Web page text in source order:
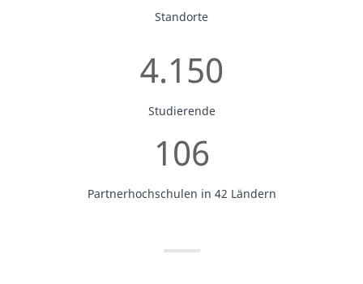
Standorte
4.150
Studierende
106
Partnerhochschulen in 42 Ländern